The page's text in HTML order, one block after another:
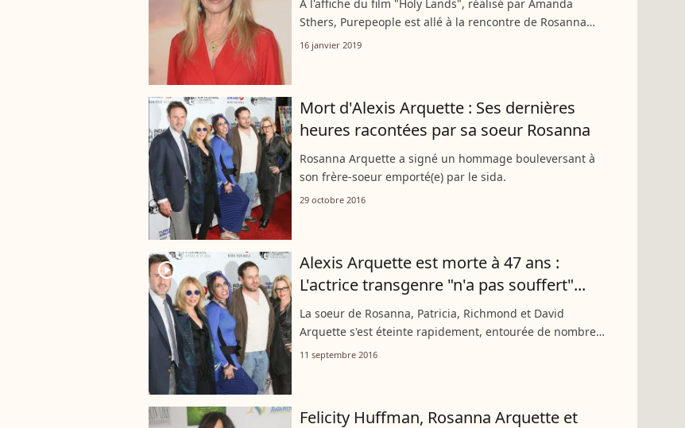
À l'affiche du film "Holy Lands", réalisé par Amanda
Sthers, Purepeople est allé à la rencontre de Rosanna
Arquette lors de son passage à Paris. L'occasion pour
16 janvier 2019
Mort d'Alexis Arquette : Ses dernières
heures racontées par sa soeur Rosanna
Rosanna Arquette a signé un hommage bouleversant à
son frère-soeur emporté(e) par le sida.
29 octobre 2016
player2
Alexis Arquette est morte à 47 ans :
L'actrice transgenre "n'a pas souffert"...
La soeur de Rosanna, Patricia, Richmond et David
Arquette s'est éteinte rapidement, entourée de nombreux
proches. "Elle est morte comme elle a vécu..."
11 septembre 2016
Felicity Huffman, Rosanna Arquette et